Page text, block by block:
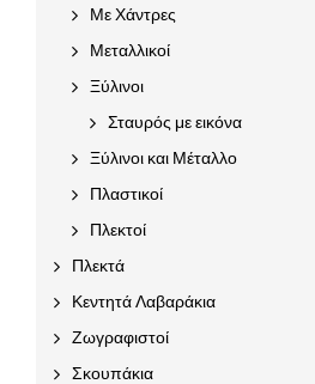
Με Χάντρες
Μεταλλικοί
Ξύλινοι
Σταυρός με εικόνα
Ξύλινοι και Μέταλλο
Πλαστικοί
Πλεκτοί
Πλεκτά
Κεντητά Λαβαράκια
Ζωγραφιστοί
Σκουπάκια